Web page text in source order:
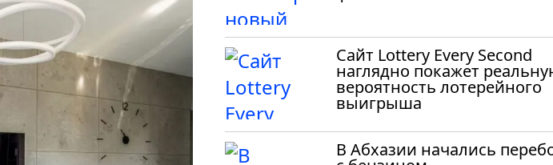
Сайт Lottery Every Second
наглядно покажет
вероятность лотерейного
выигрыша
В Абхазии начались